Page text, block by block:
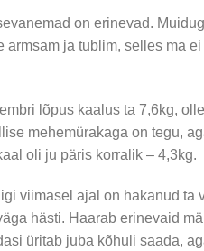
on erinevad.
armsam ja tublim, selles ma
lõpus kaalus ta 7,6kg,
mehemürakaga on tegu,
oli ju päris korralik – 4,3kg.
viimasel ajal on hakanud ta
hästi. Haarab erinevaid
üritab juba kõhuli saada,